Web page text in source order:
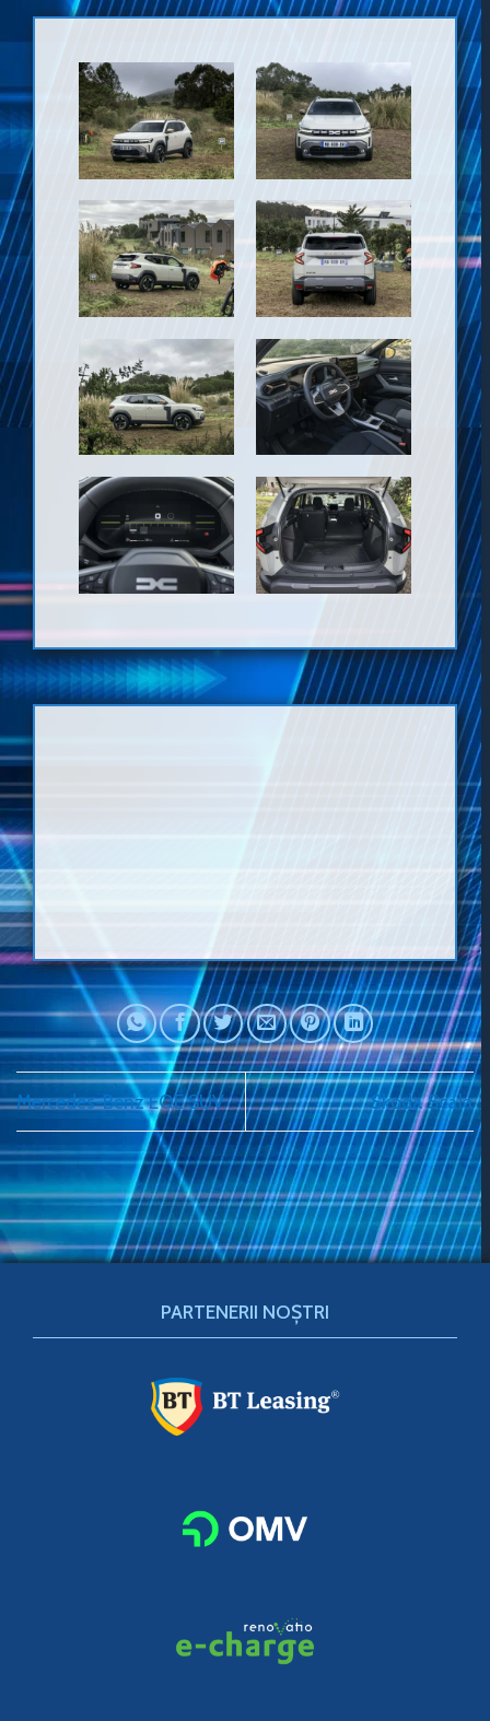
Mercedes-Benz EQE SUV Skoda Scala
PARTENERII NOȘTRI